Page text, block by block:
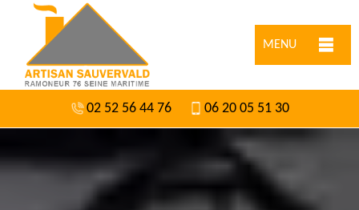
MENU
02 52 56 44 76 06 20 05 51 30